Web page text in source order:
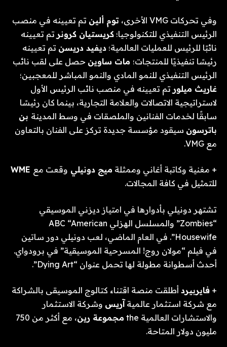
وفي تحركات VMG الأخرى، توم ألين تم تعيينه في منصب
الرئيس التنفيذي للتكنولوجيا؛ كريستيان كرونر تم تعيينه
نائبًا للرئيس للعمليات العالمية؛ ديفيد دريسن تم تعيينه
رئيسًا تنفيذيًا للمنتجات؛ مات ساوين حصل على لقب نائب
الرئيس التنفيذي للنمو المادي والنمو المباشر للمعجبين؛
غاريث ميلور تم تعيينه في منصب نائب الرئيس الأول
لاستراتيجية الاتصالات والعلامة التجارية، بينما كان رئيسًا
سابقًا لخدمات الفنانين والملصقات في وسط المدينة بن
باترسون سيقود مؤسسة جديدة تركز على الفنان بالتعاون
مع VMG.
+ مغنية وكاتبة أغاني وممثلة ميج دونيلي وقعت مع
للتمثيل في كافة المجالات.
تشتهر دونيلي بأدوارها في امتياز ديزني الموسيقي
“Zombies” والمسلسل الهزلي ABC “American
Housewife”. في العام الماضي، لعب دونيلي دور ساتين
في فيلم “مولان روج! المسرحية الموسيقية” في برودواي.
أحدث أسطوانة مطولة لها تحمل عنوان “Dying Art”.
+ فايربيرد أطلقت منصة اقتناء كتالوج الموسيقى بالشراكة
مع شركة استثمار عالمية آريس وشركة الاستثمار
والاستشارات العالمية the
مجموعة رين
، مع أكثر من 750
مليون دولار المتاحة.